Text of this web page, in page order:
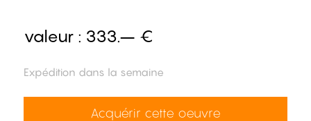
valeur : 333.– €
Expédition dans la semaine
Acquérir cette oeuvre